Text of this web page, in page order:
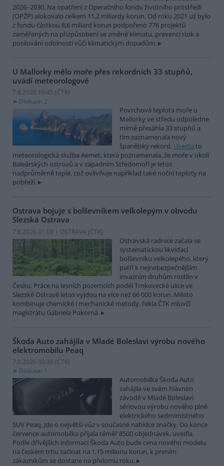
2026–2030. Na opatření z Operačního fondu životního prostředí
(OPŽP) alokovalo celkem 11,2 miliardy korun. Od roku 2021 už bylo
z fondu částkou 8,6 miliard korun podpořeno 776 projektů
zaměřených na přizpůsobení se změně klimatu, prevenci rizik a
posilování odolnosti vůči klimatickým dopadům.
U Mallorky mělo moře přes rekordních 33 stupňů,
uvádí meteorologové
7.8.2026 10:45 (ČTK)
Diskuse: 2
Povrchová teplota moře u
Mallorky ve středu odpoledne
mírně přesáhla 33 stupňů a
tím zaznamenala nový
španělský rekord. Uvedla to
meteorologická služba Aemet, která poznamenala, že moře v okolí
Baleárských ostrovů a v západním Středomoří je letos
nadprůměrně teplé, což ovlivňuje například také noční teploty na
pobřeží.
Ostrava bojuje s bolševníkem velkolepým v obvodu
Slezská Ostrava
7.8.2026 01:09 | OSTRAVA (ČTK)
Ostravská radnice začala se
systematickou likvidací
bolševníku velkolepého, který
patří k nejnebezpečnějším
invazním druhům rostlin v
Česku. Práce na lesních pozemcích podél Trnkovecké ulice ve
Slezské Ostravě letos vyjdou na více než 66 000 korun. Město
kombinuje chemické i mechanické metody, řekla ČTK mluvčí
magistrátu Gabriela Pokorná.
Škoda Auto zahájila v Mladé Boleslavi výrobu nového
elektromobilu Peaq
7.8.2026 00:36 (ČTK)
Diskuse: 1
Automobilka Škoda Auto
zahájila ve svém hlavním
závodě v Mladé Boleslavi
sériovou výrobu nového plně
elektrického sedmimístného
SUV Peaq. Jde o největší vůz v současné nabídce značky. Do konce
července automobilka přijala téměř 8500 objednávek, uvedla.
Podle dřívějších informací Škoda Auto bude cena nového modelu
na českém trhu začínat na 1,15 milionu korun, k prvním
zákazníkům se dostane na přelomu roku.